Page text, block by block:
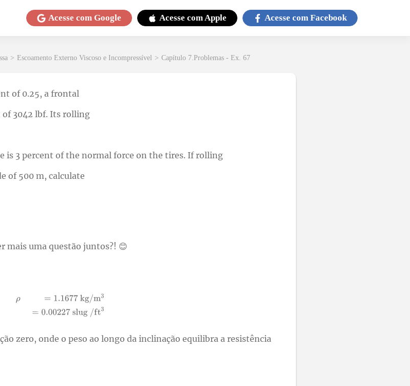
Acesse com Google Acesse comApple Acesse com Facebook
> Escoamento Externo Viscoso e Incompressível > Capítulo 7.Problemas - Ex. 67
of 0.25, a frontal
of 3042 lbf. Its rolling
is 3 percent of the normal force on the tires. If rolling
of 500 m, calculate
mais uma questão juntos?! 😊
zero, onde o peso ao longo da inclinação equilibra a resistência